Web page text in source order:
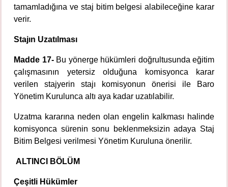
tamamladığına ve staj bitim belgesi alabileceğine karar
verir.
Stajın Uzatılması
Madde 17-Bu yönerge hükümleri doğrultusunda eğitim
çalışmasının yetersiz olduğuna komisyonca karar
verilen stajyerin stajı komisyonun önerisi ile Baro
Yönetim Kurulunca altı aya kadar uzatılabilir.
Uzatma kararına neden olan engelin kalkması halinde
komisyonca sürenin sonu beklenmeksizin adaya Staj
Bitim Belgesi verilmesi Yönetim Kuruluna önerilir.
ALTINCI BÖLÜM
Çeşitli Hükümler